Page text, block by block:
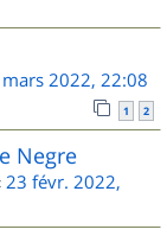
2022, 22:08
1 2
Negre
23 févr. 2022,